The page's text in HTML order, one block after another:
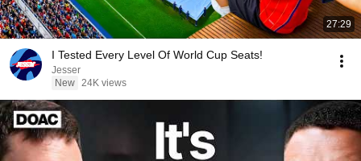
27:29
I Tested Every Level Of World Cup Seats!
Jesser
New 24K views